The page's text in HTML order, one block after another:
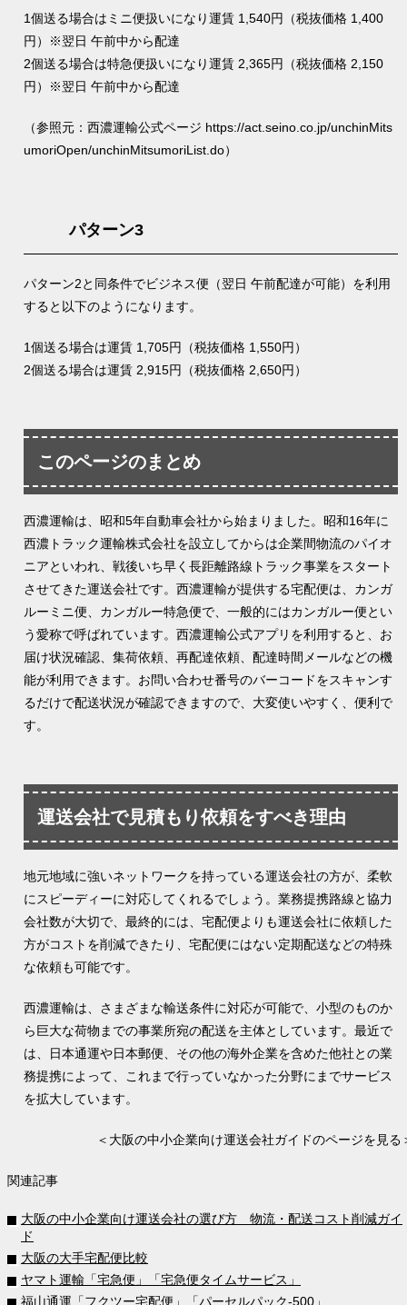
1個送る場合はミニ便扱いになり運賃 1,540円（税抜価格 1,400
円）※翌日 午前中から配達
2個送る場合は特急便扱いになり運賃 2,365円（税抜価格 2,150
円）※翌日 午前中から配達
（参照元：西濃運輸公式ページ https://act.seino.co.jp/unchinMits
umoriOpen/unchinMitsumoriList.do）
パターン3
パターン2と同条件でビジネス便（翌日 午前配達が可能）を利用
すると以下のようになります。
1個送る場合は運賃 1,705円（税抜価格 1,550円）
2個送る場合は運賃 2,915円（税抜価格 2,650円）
このページのまとめ
西濃運輸は、昭和5年自動車会社から始まりました。昭和16年に
西濃トラック運輸株式会社を設立してからは企業間物流のパイオ
ニアといわれ、戦後いち早く長距離路線トラック事業をスタート
させてきた運送会社です。西濃運輸が提供する宅配便は、カンガ
ルーミニ便、カンガルー特急便で、一般的にはカンガルー便とい
う愛称で呼ばれています。西濃運輸公式アプリを利用すると、お
届け状況確認、集荷依頼、再配達依頼、配達時間メールなどの機
能が利用できます。お問い合わせ番号のバーコードをスキャンす
るだけで配送状況が確認できますので、大変使いやすく、便利で
す。
運送会社で見積もり依頼をすべき理由
地元地域に強いネットワークを持っている運送会社の方が、柔軟
にスピーディーに対応してくれるでしょう。業務提携路線と協力
会社数が大切で、最終的には、宅配便よりも運送会社に依頼した
方がコストを削減できたり、宅配便にはない定期配送などの特殊
な依頼も可能です。
西濃運輸は、さまざまな輸送条件に対応が可能で、小型のものか
ら巨大な荷物までの事業所宛の配送を主体としています。最近で
は、日本通運や日本郵便、その他の海外企業を含めた他社との業
務提携によって、これまで行っていなかった分野にまでサービス
を拡大しています。
＜大阪の中小企業向け運送会社ガイドのページを見る
関連記事
大阪の中小企業向け運送会社の選び方 物流・配送コスト削減ガイ
ド
大阪の大手宅配便比較
ヤマト運輸「宅急便」「宅急便タイムサービス」
福山通運「フクツー宅配便」「パーセルパック-500」